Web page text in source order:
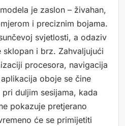
je zaslon – živahan,
i preciznim bojama.
svjetlosti, a odaziv
i brz. Zahvaljujući
procesora, navigacija
oboje se čine
duljim sesijama, kada
pokazuje pretjerano
će se primijetiti